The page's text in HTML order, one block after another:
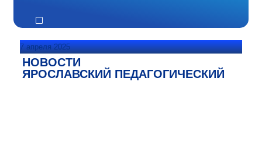
7 апреля 2025
НОВОСТИ
ЯРОСЛАВСКИЙ ПЕДАГОГИЧЕСКИЙ